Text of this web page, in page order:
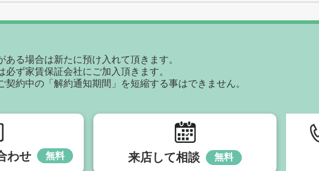
る場合は新たに預け入れて頂きます。
ず家賃保証会社にご加入頂きます。
約中の「解約通知期間」を短縮する事はできません。
わせ 無料 来店して相談 無料